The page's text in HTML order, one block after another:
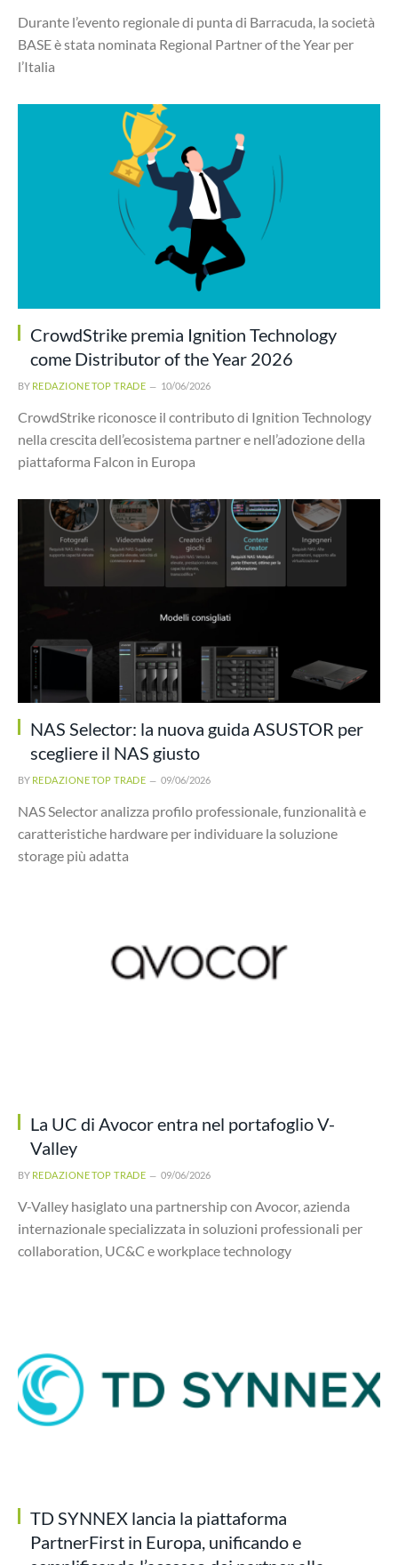
Durante l’evento regionale di punta di Barracuda, la società
BASE è stata nominata Regional Partner of the Year per
l’Italia
CrowdStrike premia Ignition Technology
come Distributor of the Year 2026
BY REDAZIONE TOP TRADE 10/06/2026
CrowdStrike riconosce il contributo di Ignition Technology
nella crescita dell’ecosistema partner e nell’adozione della
piattaforma Falcon in Europa
NAS Selector: la nuova guida ASUSTOR per
scegliere il NAS giusto
BY REDAZIONE TOP TRADE 09/06/2026
NAS Selector analizza profilo professionale, funzionalità e
caratteristiche hardware per individuare la soluzione
storage più adatta
La UC di Avocor entra nel portafoglio V-
Valley
BY REDAZIONE TOP TRADE 09/06/2026
V-Valley hasiglato una partnership con Avocor, azienda
internazionale specializzata in soluzioni professionali per
collaboration, UC&C e workplace technology
TD SYNNEX lancia la piattaforma
PartnerFirst in Europa, unificando e